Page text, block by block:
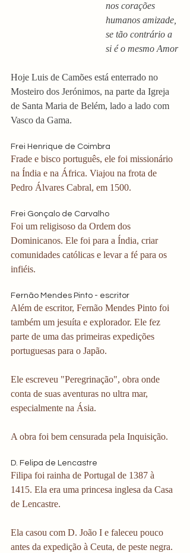
nos corações
humanos amizade,
se tão contrário a
si é o mesmo Amor
Hoje Luis de Camões está enterrado no
Mosteiro dos Jerónimos, na parte da Igreja
de Santa Maria de Belém, lado a lado com
Vasco da Gama.
Frei Henrique de Coimbra
Frade e bisco português, ele foi missionário
na Índia e na África. Viajou na frota de
Pedro Álvares Cabral, em 1500.
Frei Gonçalo de Carvalho
Foi um religisoso da Ordem dos
Dominicanos. Ele foi para a Índia, criar
comunidades católicas e levar a fé para os
infiéis.
Fernão Mendes Pinto - escritor
Além de escritor, Fernão Mendes Pinto foi
também um jesuíta e explorador. Ele fez
parte de uma das primeiras expedições
portuguesas para o Japão.
Ele escreveu "Peregrinação", obra onde
conta de suas aventuras no ultra mar,
especialmente na Ásia.
A obra foi bem censurada pela Inquisição.
D. Felipa de Lencastre
Filipa foi rainha de Portugal de 1387 à
1415. Ela era uma princesa inglesa da Casa
de Lencastre.
Ela casou com D. João I e faleceu pouco
antes da expedição à Ceuta, de peste negra.